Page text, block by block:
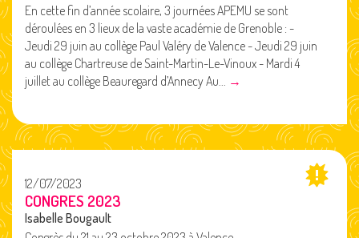
En cette fin d’année scolaire, 3 journées APEMU se sont
déroulées en 3 lieux de la vaste académie de Grenoble : -
Jeudi 29 juin au collège Paul Valéry de Valence - Jeudi 29 juin
au collège Chartreuse de Saint-Martin-Le-Vinoux - Mardi 4
juillet au collège Beauregard d’Annecy Au...
→
12/07/2023
CONGRES 2023
Isabelle Bougault